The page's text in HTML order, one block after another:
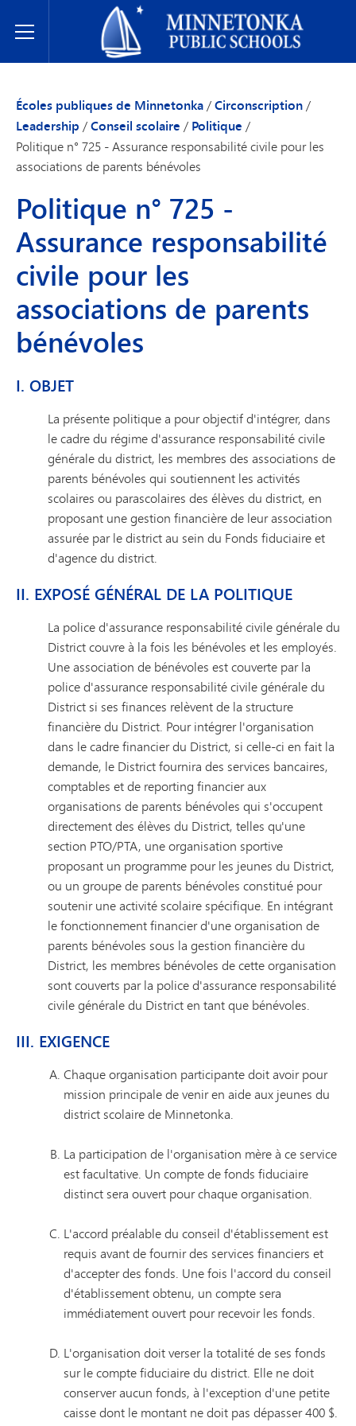
Toggle Menu
Écoles publiques de Minnetonka
Écoles publiques de Minnetonka/Circonscription/
Leadership /Conseil scolaire / Politique /
Politique n° 725 - Assurance responsabilité civile pour les
associations de parents bénévoles
Politique n° 725 -
Assurance responsabilité
civile pour les
associations de parents
bénévoles
I. OBJET
La présente politique a pour objectif d'intégrer, dans
le cadre du régime d'assurance responsabilité civile
générale du district, les membres des associations de
parents bénévoles qui soutiennent les activités
scolaires ou parascolaires des élèves du district, en
proposant une gestion financière de leur association
assurée par le district au sein du Fonds fiduciaire et
d'agence du district.
II. EXPOSÉ GÉNÉRAL DE LA POLITIQUE
La police d'assurance responsabilité civile générale du
District couvre à la fois les bénévoles et les employés.
Une association de bénévoles est couverte par la
police d'assurance responsabilité civile générale du
District si ses finances relèvent de la structure
financière du District. Pour intégrer l'organisation
dans le cadre financier du District, si celle-ci en fait la
demande, le District fournira des services bancaires,
comptables et de reporting financier aux
organisations de parents bénévoles qui s'occupent
directement des élèves du District, telles qu'une
section PTO/PTA, une organisation sportive
proposant un programme pour les jeunes du District,
ou un groupe de parents bénévoles constitué pour
soutenir une activité scolaire spécifique. En intégrant
le fonctionnement financier d'une organisation de
parents bénévoles sous la gestion financière du
District, les membres bénévoles de cette organisation
sont couverts par la police d'assurance responsabilité
civile générale du District en tant que bénévoles.
III. EXIGENCE
Chaque organisation participante doit avoir pour
mission principale de venir en aide aux jeunes du
district scolaire de Minnetonka.
La participation de l'organisation mère à ce service
est facultative. Un compte de fonds fiduciaire
distinct sera ouvert pour chaque organisation.
L'accord préalable du conseil d'établissement est
requis avant de fournir des services financiers et
d'accepter des fonds. Une fois l'accord du conseil
d'établissement obtenu, un compte sera
immédiatement ouvert pour recevoir les fonds.
L'organisation doit verser la totalité de ses fonds
sur le compte fiduciaire du district. Elle ne doit
conserver aucun fonds, à l'exception d'une petite
caisse dont le montant ne doit pas dépasser 400 $.